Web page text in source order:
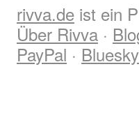
rivva.de ist ein
Über Rivva ·
PayPal · Bluesky